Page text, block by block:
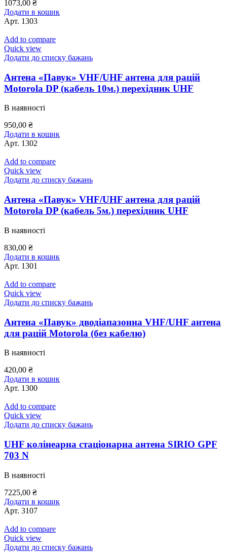
1073,00 ₴
Додати в кошик
Арт. 1303
Add to compare
Quick view
Додати до списку бажань
Антена «Павук» VHF/UHF антена для рацій
Motorola DP (кабель 10м.) перехідник UHF
В наявності
950,00 ₴
Додати в кошик
Арт. 1302
Add to compare
Quick view
Додати до списку бажань
Антена «Павук» VHF/UHF антена для рацій
Motorola DP (кабель 5м.) перехідник UHF
В наявності
830,00 ₴
Додати в кошик
Арт. 1301
Add to compare
Quick view
Додати до списку бажань
Антена «Павук» дводіапазонна VHF/UHF антена
для рацій Motorola (без кабелю)
В наявності
420,00 ₴
Додати в кошик
Арт. 1300
Add to compare
Quick view
Додати до списку бажань
UHF колінеарна стаціонарна антена SIRIO GPF
703 N
В наявності
7225,00 ₴
Додати в кошик
Арт. 3107
Add to compare
Quick view
Додати до списку бажань